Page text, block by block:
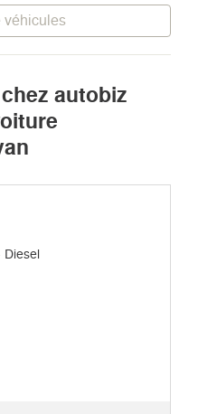
véhicules
autobiz
Diesel